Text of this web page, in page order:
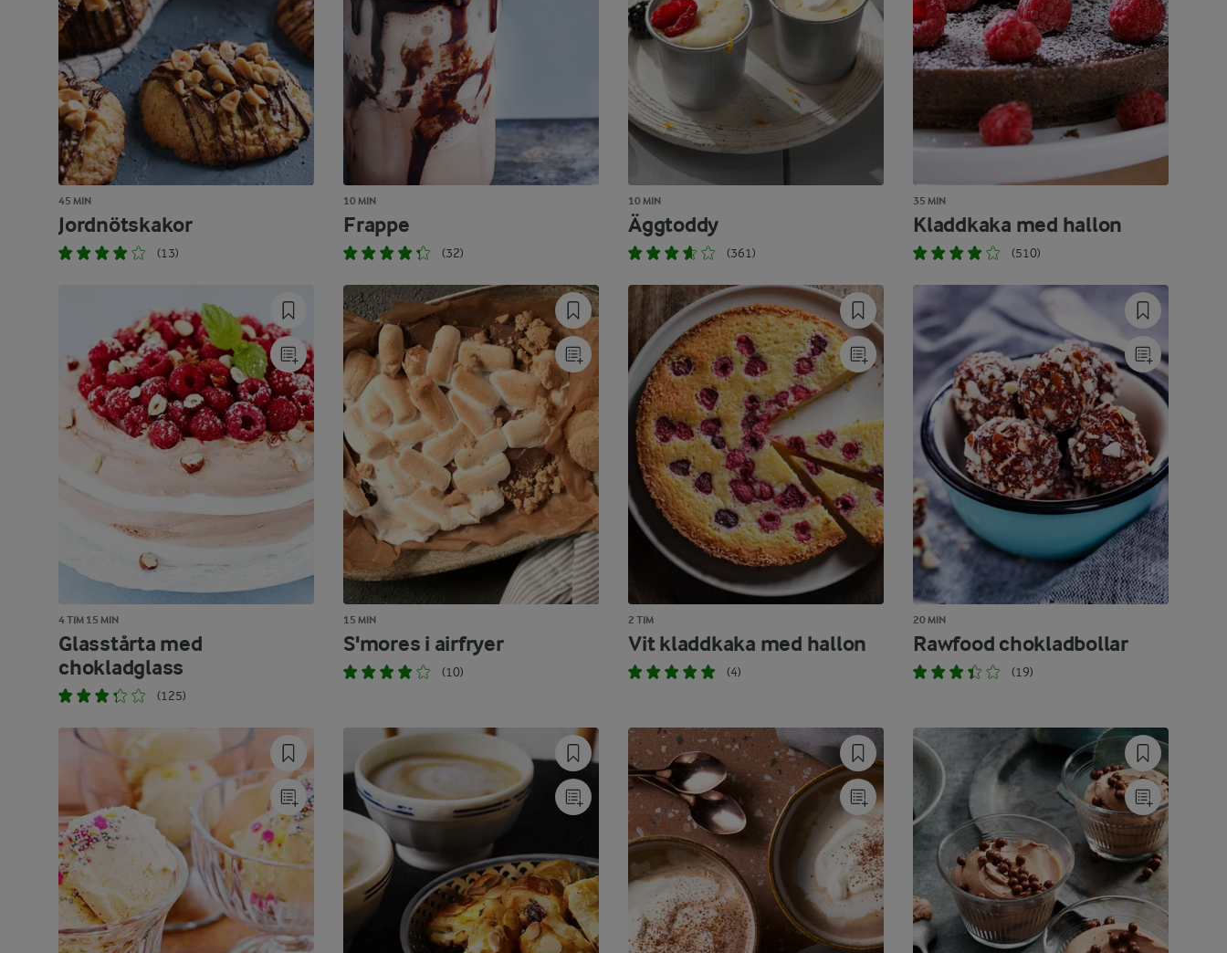
45 MIN
Jordnötskakor
(13)
10 MIN
Frappe
(32)
10 MIN
Äggtoddy
(361)
35 MIN
Kladdkaka med hallon
(510)
4 TIM 15 MIN
Glasstårta med
chokladglass
(125)
15 MIN
S'mores i airfryer
(10)
2 TIM
Vit kladdkaka med hallon
(4)
20 MIN
Rawfood chokladbollar
(19)